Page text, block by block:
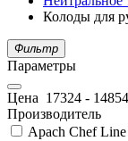
Колоды для
Фильтр
Параметры
Цена 17324 -
Производитель
Apach Chef Line